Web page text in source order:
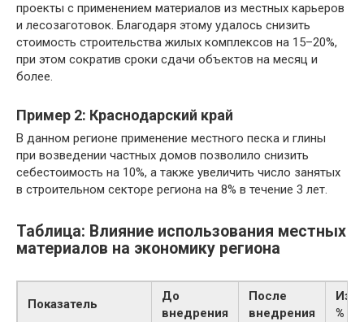
проекты с применением материалов из местных карьеров
и лесозаготовок. Благодаря этому удалось снизить
стоимость строительства жилых комплексов на 15–20%,
при этом сократив сроки сдачи объектов на месяц и
более.
Пример 2: Краснодарский край
В данном регионе применение местного песка и глины
при возведении частных домов позволило снизить
себестоимость на 10%, а также увеличить число занятых
в строительном секторе региона на 8% в течение 3 лет.
Таблица: Влияние использования местных
материалов на экономику региона
Показатель
До
внедрения
После
внедрения
%